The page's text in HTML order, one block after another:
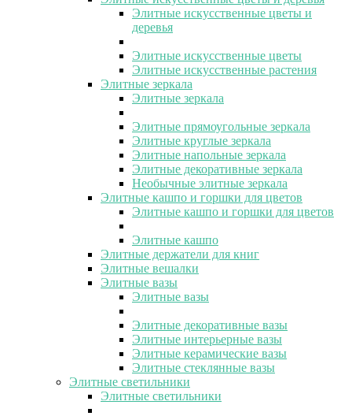
Элитные искусственные цветы и
деревья
Элитные искусственные цветы
Элитные искусственные растения
Элитные зеркала
Элитные зеркала
Элитные прямоугольные зеркала
Элитные круглые зеркала
Элитные напольные зеркала
Элитные декоративные зеркала
Необычные элитные зеркала
Элитные кашпо и горшки для цветов
Элитные кашпо и горшки для цветов
Элитные кашпо
Элитные держатели для книг
Элитные вешалки
Элитные вазы
Элитные вазы
Элитные декоративные вазы
Элитные интерьерные вазы
Элитные керамические вазы
Элитные стеклянные вазы
Элитные светильники
Элитные светильники